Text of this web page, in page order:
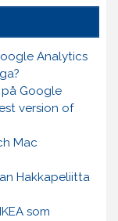
Analytics
Google
version of
Mac
Hakkapeliitta
som